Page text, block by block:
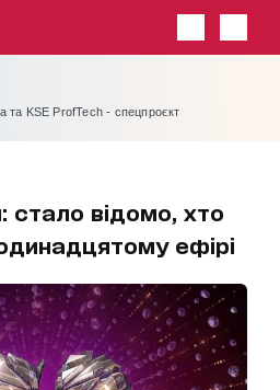
та KSE ProfTech - спецпроєкт
стало відомо, хто
ефірі